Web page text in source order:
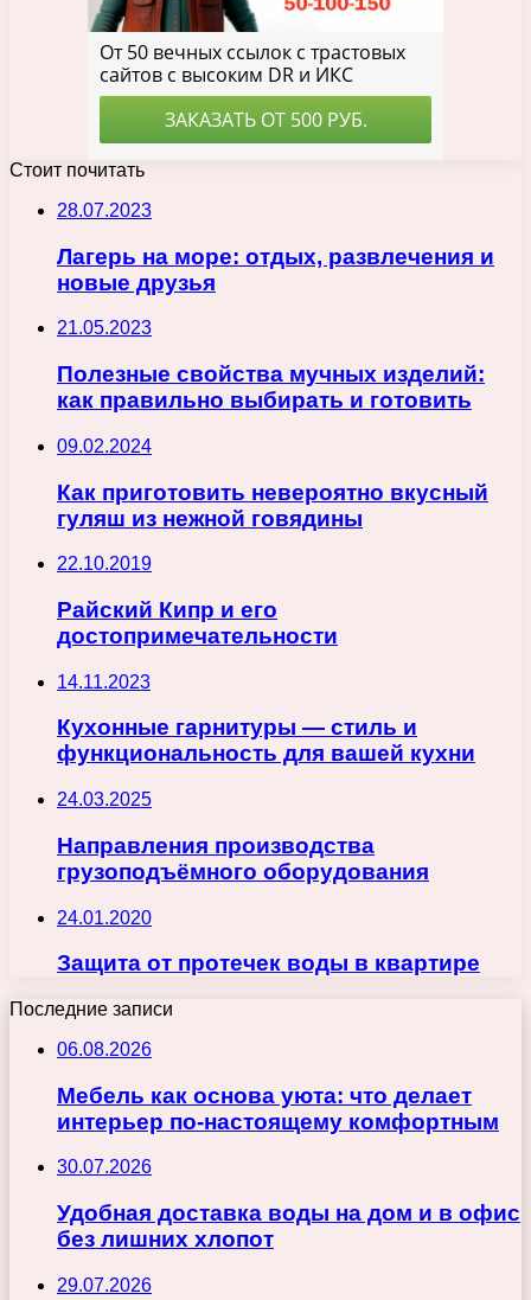
Стоит почитать
28.07.2023
Лагерь на море: отдых, развлечения и
новые друзья
21.05.2023
Полезные свойства мучных изделий:
как правильно выбирать и готовить
09.02.2024
Как приготовить невероятно вкусный
гуляш из нежной говядины
22.10.2019
Райский Кипр и его
достопримечательности
14.11.2023
Кухонные гарнитуры — стиль и
функциональность для вашей кухни
24.03.2025
Направления производства
грузоподъёмного оборудования
24.01.2020
Защита от протечек воды в квартире
Последние записи
06.08.2026
Мебель как основа уюта: что делает
интерьер по-настоящему комфортным
30.07.2026
Удобная доставка воды на дом и в офис
без лишних хлопот
29.07.2026